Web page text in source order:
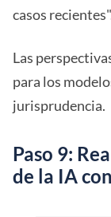
casos
Las
para los
jurisprudencia.
Paso 9:
de la IA